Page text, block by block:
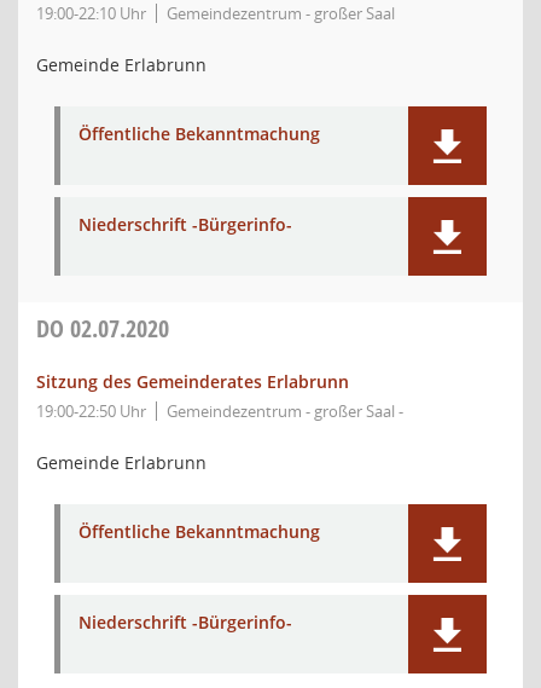
19:00-22:10 Uhr Gemeindezentrum - großer Saal
Gemeinde Erlabrunn
Öffentliche Bekanntmachung
Niederschrift -Bürgerinfo-
DO 02.07.2020
Sitzung des Gemeinderates Erlabrunn
19:00-22:50 Uhr Gemeindezentrum - großer Saal -
Gemeinde Erlabrunn
Öffentliche Bekanntmachung
Niederschrift -Bürgerinfo-